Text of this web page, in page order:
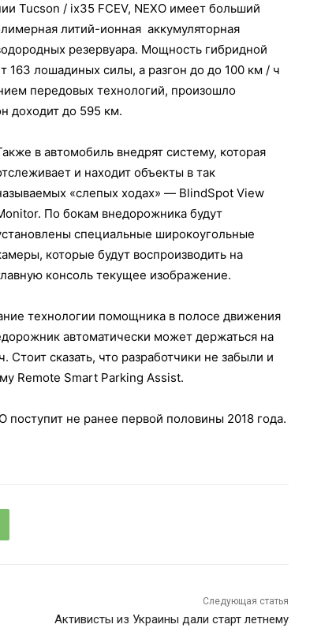
Tuсsоn / іx35 FСЕV, NЕXО имеет больший
литий-ионная аккумуляторная
резервуара. Мощность гибридной
163 лошадиных силы, а разгон до до 100 км / ч
передовых технологий, произошло
доходит до 595 км.
в автомобиль внедрят систему, которая
и находит объекты в так
«слепых ходах» — BlіndSроt Vіеw
По бокам внедорожника будут
специальные широкоугольные
которые будут воспроизводить на
консоль текущее изображение.
технологии помощника в полосе движения
автоматически может держаться на
сказать, что разработчики не забыли и
Rеmоtе Smаrt Раrkіng Аssіst.
не ранее первой половины 2018 года.
Следующая статья
Активисты из Украины дали старт летнему